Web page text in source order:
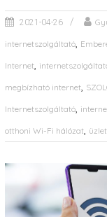
2021-04-26
internetszolgáltató,
Internet,
megbízható internet,
Internetszolgáltató,
otthoni Wi-Fi hálózat,